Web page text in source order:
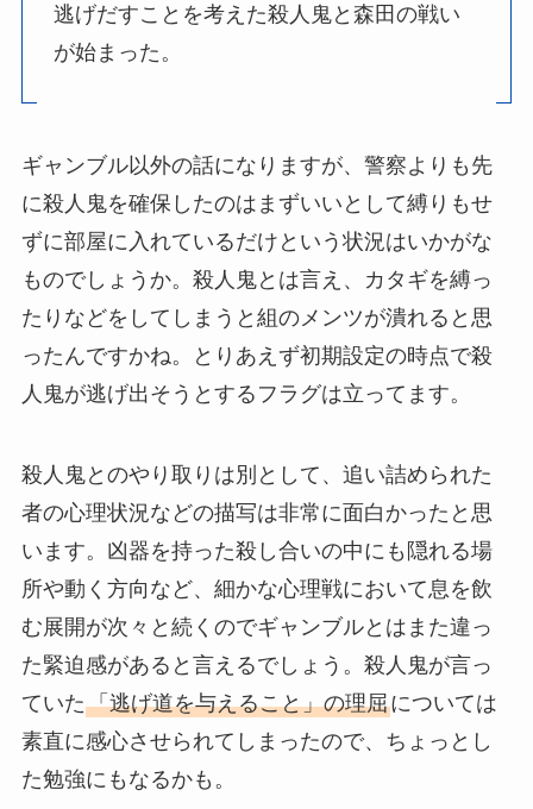
逃げだすことを考えた殺人鬼と森田の戦い
が始まった。
ギャンブル以外の話になりますが、警察よりも先
に殺人鬼を確保したのはまずいいとして縛りもせ
ずに部屋に入れているだけという状況はいかがな
ものでしょうか。殺人鬼とは言え、カタギを縛っ
たりなどをしてしまうと組のメンツが潰れると思
ったんですかね。とりあえず初期設定の時点で殺
人鬼が逃げ出そうとするフラグは立ってます。
殺人鬼とのやり取りは別として、追い詰められた
者の心理状況などの描写は非常に面白かったと思
います。凶器を持った殺し合いの中にも隠れる場
所や動く方向など、細かな心理戦において息を飲
む展開が次々と続くのでギャンブルとはまた違っ
た緊迫感があると言えるでしょう。殺人鬼が言っ
ていた「逃げ道を与えること」の理屈については
素直に感心させられてしまったので、ちょっとし
た勉強にもなるかも。